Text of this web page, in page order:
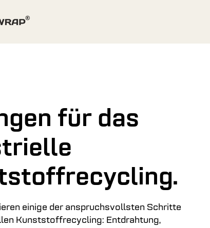
für das
einige der anspruchsvollsten Schritte
Kunststoffrecycling: Entdrahtung,